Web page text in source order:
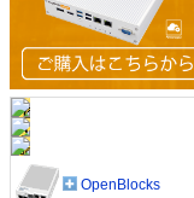
OpenBlocks